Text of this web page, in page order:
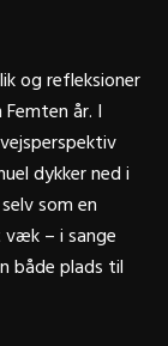
og refleksioner
Femten år. I
dykker ned i
som en
– i sange
både plads til